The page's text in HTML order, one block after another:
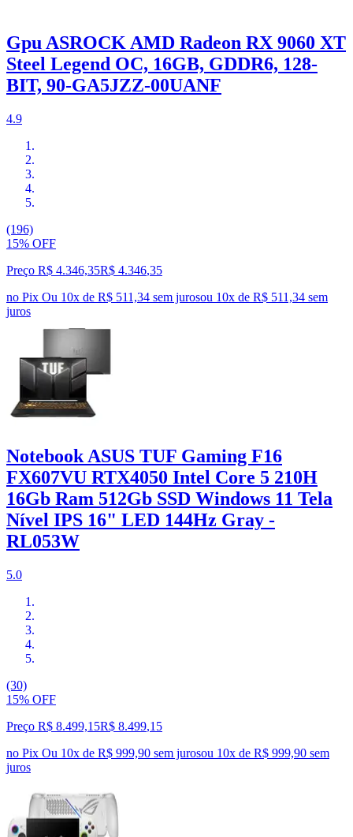
Gpu ASROCK AMD Radeon RX 9060 XT
Steel Legend OC, 16GB, GDDR6, 128-
BIT, 90-GA5JZZ-00UANF
4.9
(196)
15% OFF
Preço R$ 4.346,35R$ 4.346,35
no Pix Ou 10x de R$ 511,34 sem jurosou 10x de R$ 511,34 sem
juros
Notebook ASUS TUF Gaming F16
FX607VU RTX4050 Intel Core 5 210H
16Gb Ram 512Gb SSD Windows 11 Tela
Nível IPS 16" LED 144Hz Gray -
RL053W
5.0
(30)
15% OFF
Preço R$ 8.499,15R$ 8.499,15
no Pix Ou 10x de R$ 999,90 sem jurosou 10x de R$ 999,90 sem
juros